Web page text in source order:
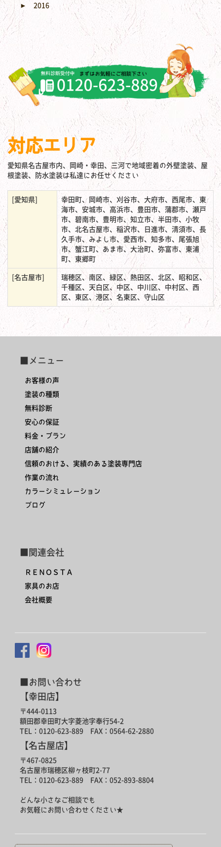
►
2016
対応エリア
愛知県名古屋市内、岡崎・幸田、三河で地域密着の外壁塗装、屋
根塗装、防水塗装は私達にお任せください
[愛知県]
幸田町、岡崎市、刈谷市、大府市、西尾市、東
海市、安城市、高浜市、豊田市、蒲郡市、瀬戸
市、碧南市、豊明市、知立市、半田市、小牧
市、北名古屋市、稲沢市、日進市、清須市、長
久手市、みよし市、愛西市、知多市、尾張旭
市、蟹江町、あま市、大治町、弥富市、東浦
町、東郷町
[名古屋市]
瑞穂区、南区、緑区、熱田区、北区、昭和区、
千種区、天白区、中区、中川区、中村区、西
区、東区、港区、名東区、守山区
■メニュー
お客様の声
塗装の種類
無料診断
安心の保証
料金・プラン
店舗の紹介
信頼のおける、実績のある塗装専門店
作業の流れ
カラーシミュレーション
ブログ
■関連会社
ＲＥＮＯＳＴＡ
家具のお店
会社概要
■お問い合わせ
【幸田店】
〒444-0113
額田郡幸田町大字菱池字奉行54-2
TEL：0120-623-889 FAX：0564-62-2880
【名古屋店】
〒467-0825
名古屋市瑞穂区柳ヶ枝町2-77
TEL：0120-623-889 FAX：052-893-8804
どんな小さなご相談でも
お気軽にお問い合わせください★